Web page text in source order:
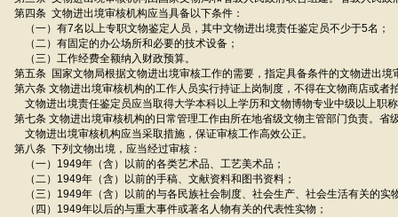
第四条 文物进出境审核机构应当具备以下条件：
（一）有7名以上专职文物鉴定人员，其中文物进出境责任鉴定员不少于5名；
（二）有固定的办公场所和必要的技术设备；
（三）工作经费全额纳入财政预算。
第五条 国家文物局根据文物进出境审核工作的需要，指定具备条件的文物进出
第六条 文物进出境审核机构的工作人员实行持证上岗制度，不得在文物商店或
文物进出境责任鉴定员应当取得大学本科以上学历和文物博物专业中级以上职
第七条 文物进出境审核机构的日常管理工作由所在地省级文物主管部门负责。
文物进出境审核机构应当采取措施，保证审核工作高效公正。
第八条 下列文物出境，应当经过审核：
（一）1949年（含）以前的各类艺术品、工艺美术品；
（二）1949年（含）以前的手稿、文献资料和图书资料；
（三）1949年（含）以前的与各民族社会制度、社会生产、社会生活有关的实
（四）1949年以后的与重大事件或著名人物有关的代表性实物；